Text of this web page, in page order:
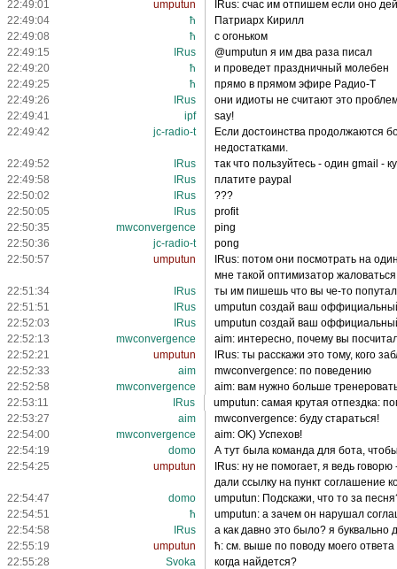
22:49:01 umputun
IRus: счас им отпишем если оно
22:49:04
ħ
Патриарх Кирилл
22:49:08
ħ
с огоньком
22:49:15
IRus
@umputun я им два раза писал
22:49:20
ħ
и проведет праздничный молебен
22:49:25
ħ
прямо в прямом эфире Радио-Т
22:49:26
IRus
они идиоты не считают это
22:49:41
ipf
say!
22:49:42
jc-radio-t
Если достоинства продолжаются
недостатками.
22:49:52
IRus
так что пользуйтесь - один gmail -
22:49:58
IRus
платите paypal
22:50:02
IRus
???
22:50:05
IRus
profit
22:50:35
mwconvergence
ping
22:50:36
jc-radio-t
pong
22:50:57
umputun
IRus: потом они посмотрать на
мне такой оптимизатор жаловаться
22:51:34
IRus
ты им пишешь что вы че-то
22:51:51
IRus
umputun создай ваш
22:52:03
IRus
umputun создай ваш
22:52:13
mwconvergence
aim: интересно, почему вы
22:52:21
umputun
IRus: ты расскажи это тому, кого
22:52:33
aim
mwconvergence: по поведению
22:52:58
mwconvergence
aim: вам нужно больше
22:53:11
IRus
umputun: самая крутая отпездка:
22:53:27
aim
mwconvergence: буду стараться!
22:54:00
mwconvergence
aim: OK) Успехов!
22:54:19
domo
А тут была команда для бота,
22:54:25
umputun
IRus: ну не помогает, я ведь
дали ссылку на пункт соглашение
22:54:47
domo
umputun: Подскажи, что то за
22:54:51
ħ
umputun: а зачем он нарушал
22:54:58
IRus
а как давно это было? я буквально
22:55:19
umputun
ħ: см. выше по поводу моего ответа
22:55:28
Svoka
когда найдется?